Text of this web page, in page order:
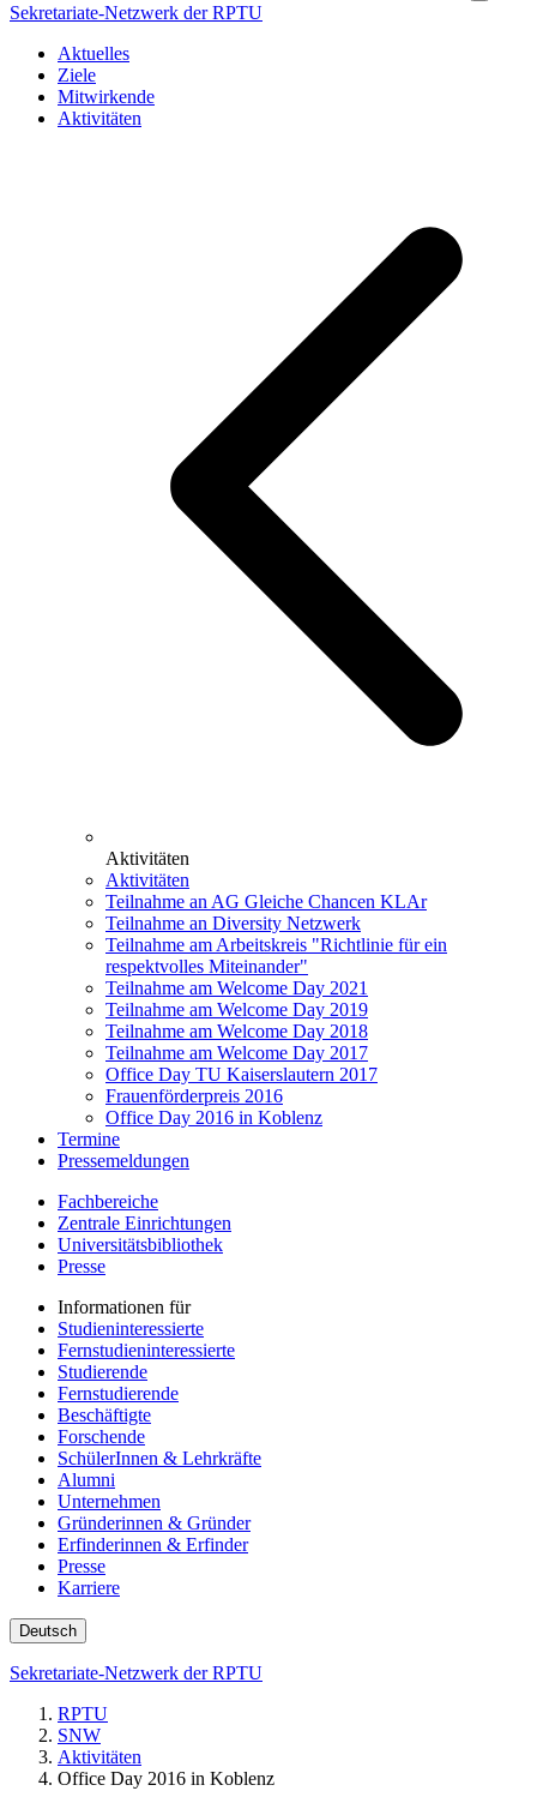
Sekretariate-Netzwerk der RPTU
Aktuelles
Ziele
Mitwirkende
Aktivitäten
Aktivitäten
Aktivitäten
Teilnahme an AG Gleiche Chancen KLAr
Teilnahme an Diversity Netzwerk
Teilnahme am Arbeitskreis "Richtlinie für ein
respektvolles Miteinander"
Teilnahme am Welcome Day 2021
Teilnahme am Welcome Day 2019
Teilnahme am Welcome Day 2018
Teilnahme am Welcome Day 2017
Office Day TU Kaiserslautern 2017
Frauenförderpreis 2016
Office Day 2016 in Koblenz
Termine
Pressemeldungen
Fachbereiche
Zentrale Einrichtungen
Universitätsbibliothek
Presse
Informationen für
Studieninteressierte
Fernstudieninteressierte
Studierende
Fernstudierende
Beschäftigte
Forschende
SchülerInnen & Lehrkräfte
Alumni
Unternehmen
Gründerinnen & Gründer
Erfinderinnen & Erfinder
Presse
Karriere
Deutsch
Sekretariate-Netzwerk der RPTU
RPTU
SNW
Aktivitäten
Office Day 2016 in Koblenz